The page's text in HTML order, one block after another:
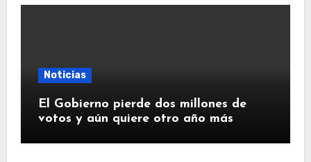
Noticias
El Gobierno pierde dos millones de
votos y aún quiere otro año más